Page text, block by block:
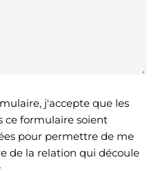
j'accepte que les
ce formulaire soient
pour permettre de me
de la relation qui découle